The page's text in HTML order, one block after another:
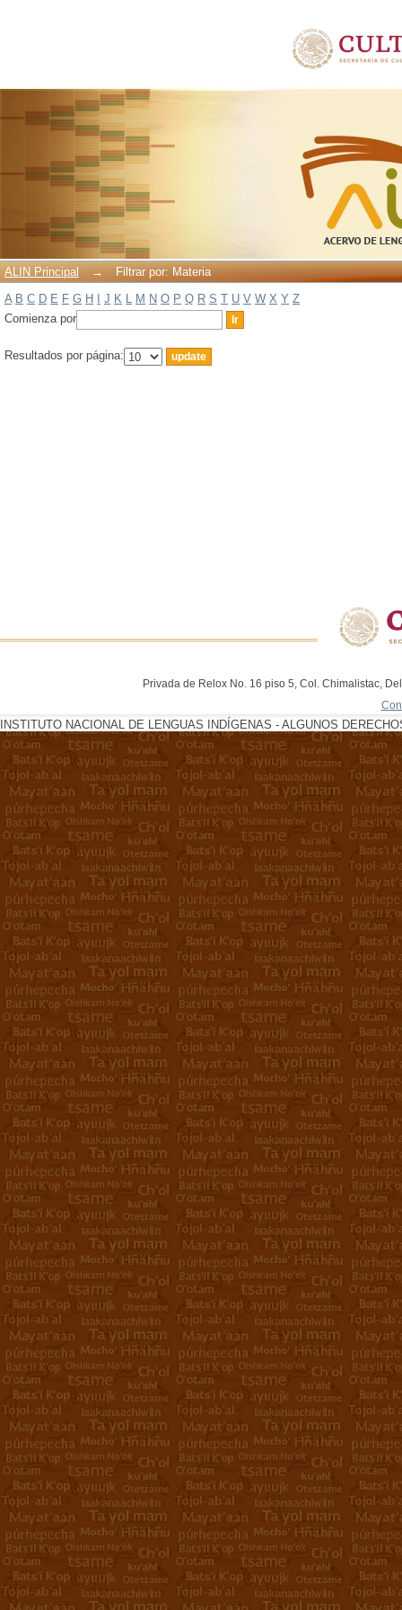
ALIN Principal →
Filtrar por: Materia
A B C D E F G H J K L M N O P Q R S T U V W X Y Z
Comienza por
Resultados por página:
Privada de Relox No. 16 piso 5, Col. Chimalistac,
INSTITUTO NACIONAL DE LENGUAS INDÍGENAS - ALGUNOS